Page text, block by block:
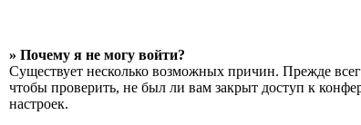
» Почему я не могу войти?
Существует несколько возможных причин. Прежде
чтобы проверить, не был ли вам закрыт доступ к
настроек.